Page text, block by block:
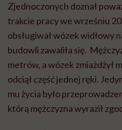
Zjednoczonych doznał
trakcie pracy we wrześniu
obsługiwał wózek widłowy
budowli zawaliła się.
metrów, a wózek zmiażdżył
odciął część jednej ręki.
mu życia było
którą mężczyzna wyraził